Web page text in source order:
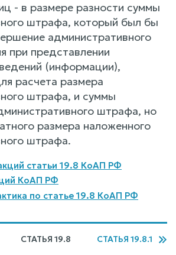
- в размере разности суммы
штрафа, который был бы
административного
при представлении
(информации),
расчета размера
штрафа, и суммы
штрафа, но
размера наложенного
штрафа.
статьи 19.8 КоАП РФ
КоАП РФ
по статье 19.8 КоАП РФ
СТАТЬЯ 19.8 СТАТЬЯ 19.8.1